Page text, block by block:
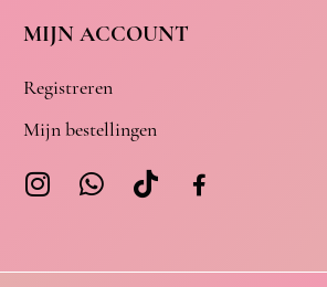
MIJN ACCOUNT
Registreren
Mijn bestellingen